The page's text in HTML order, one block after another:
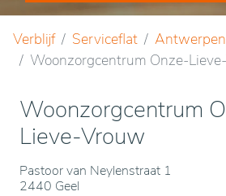
Verblijf Serviceflat Antwerpen
Woonzorgcentrum Onze-
Woonzorgcentrum
Lieve-Vrouw
Pastoor van Neylenstraat 1
2440 Geel